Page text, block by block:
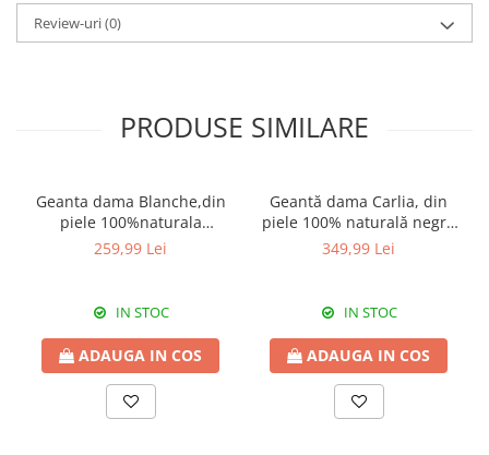
Review-uri(0)
PRODUSE SIMILARE
Geanta dama Blanche,din
piele 100%naturala
Italia,8246,negru
259,99 Lei
IN STOC
ADAUGA IN COS
Geantă dama Carlia, din
piele 100% naturală negru
8009
349,99 Lei
IN STOC
ADAUGA IN COS